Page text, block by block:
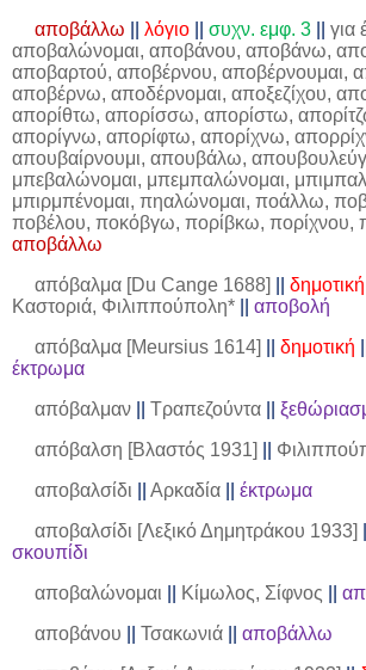
αποβάλλω
λόγιο|| συχν. εμφ. 3|| για
αποβαλώνομαι, αποβάνου, αποβάνω,
αποβαρτού, αποβέρνου, αποβέρνουμαι,
αποβέρνω, αποδέρνομαι, αποξεζίχου,
απορίθτω, απορίσσω, απορίστω,
απορίγνω, απορίφτω, απορίχνω,
απουβαίρνουμι, απουβάλω,
μπεβαλώνομαι, μπεμπαλώνομαι,
μπιρμπένομαι, πηαλώνομαι, ποάλλω,
ποβέλου, ποκόβγω, πορίβκω, πορίχνου,
αποβάλλω
απόβαλμα [Du Cange 1688]
δημοτική
Καστοριά, Φιλιππούπολη*
αποβολή
απόβαλμα [Meursius 1614]
δημοτική
έκτρωμα
απόβαλμαν|| Τραπεζούντα||
απόβαλση [Βλαστός 1931]
αποβαλσίδι
Αρκαδία|| έκτρωμα
αποβαλσίδι [Λεξικό Δημητράκου 1933]
σκουπίδι
αποβαλώνομαι
Κίμωλος, Σίφνος
αποβάνου
Τσακωνιά|| αποβάλλω